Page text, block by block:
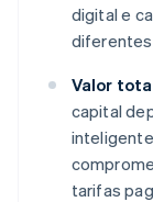
digital e
Valor
capital
tarifas